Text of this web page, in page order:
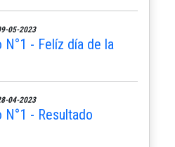
05-2023
N°1 - Felíz día de la
04-2023
N°1 - Resultado